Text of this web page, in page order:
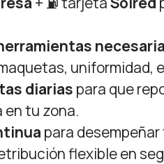
uniformidad,
diarias para que
en tu zona.
para
flexible en